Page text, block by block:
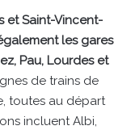
et Saint-Vincent-
les gares
Pau, Lourdes et
de trains de
toutes au départ
incluent Albi,